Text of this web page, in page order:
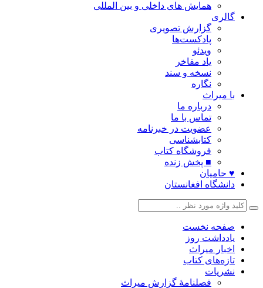
همایش های داخلی و بین المللی
گالری
گزارش تصویری
پادکست‌ها
ویدئو
یاد مفاخر
نسخه و سند
نگاره
با میراث
درباره ما
تماس با ما
عضویت در خبرنامه
کتابشناسی
فروشگاه کتاب
■ پخش زنده
♥ حامیان
دانشگاه افغانستان
صفحه نخست
یادداشت روز
اخبار میراث
تازه‌های کتاب
نشریات
فصلنامۀ گزارش میراث